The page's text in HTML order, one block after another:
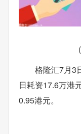
格隆汇7月3
日耗资17.6万港
0.95港元。